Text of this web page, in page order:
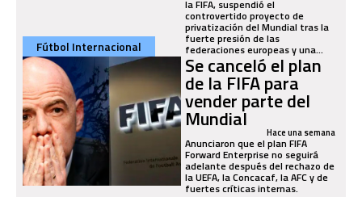
la FIFA, suspendió el
controvertido proyecto de
privatización del Mundial tras la
fuerte presión de las
federaciones europeas y una...
Fútbol Internacional
Se canceló el plan
de la FIFA para
vender parte del
Mundial Hace una semana
Anunciaron que el plan FIFA
Forward Enterprise no seguirá
adelante después del rechazo de
la UEFA, la Concacaf, la AFC y de
fuertes críticas internas.